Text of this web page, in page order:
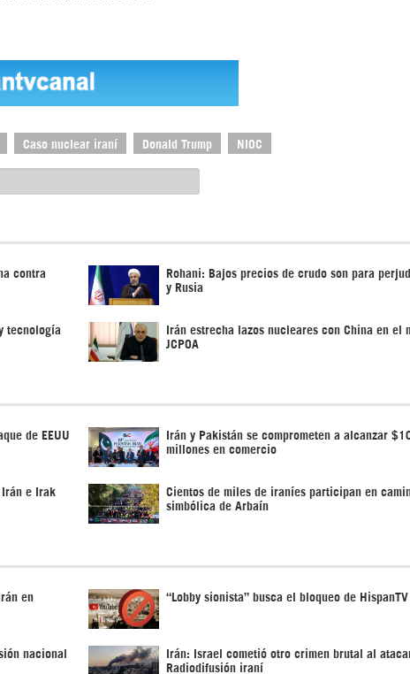
Caso nuclear iraní Donald Trump NIOC
contra Rohani: Bajos precios de crudo son para
y Rusia
tecnología Irán estrecha lazos nucleares con China en el
JCPOA
de EEUU Irán y Pakistán se comprometen a alcanzar
millones en comercio
Irán e Irak Cientos de miles de iraníes participan en
simbólica de Arbaín
en “Lobby sionista” busca el bloqueo de HispanTV
nacional Irán: Israel cometió otro crimen brutal al
Radiodifusión iraní